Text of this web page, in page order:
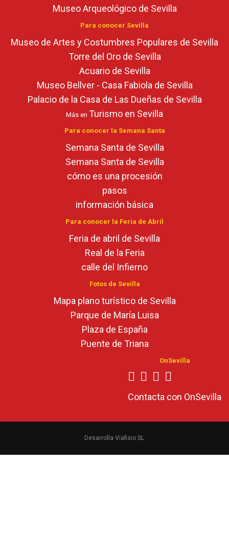
Museo Arqueológico de Sevilla
Para conocer Sevilla
Museo de Artes y Costumbres Populares de Sevilla
Torre del Oro de Sevilla
Acuario de Sevilla
Museo Bellver - Casa Fabiola de Sevilla
Palacio de la Casa de Las Dueñas de Sevilla
Más en Turismo en Sevilla
Para conocer la Semana Santa
Semana Santa de Sevilla
Semana Santa de Sevilla
cómo es una procesión
pasos
información básica
Para conocer la Feria de Abril
Feria de abril de Sevilla
Real de la Feria
calle del Infierno
Fotos de Sevilla
Mapa plano turístico de Sevilla
Parque de María Luisa
Plaza de España
Puente de Triana
OnSevilla
Contacta con OnSevilla
Desarrolla Viafisio SL